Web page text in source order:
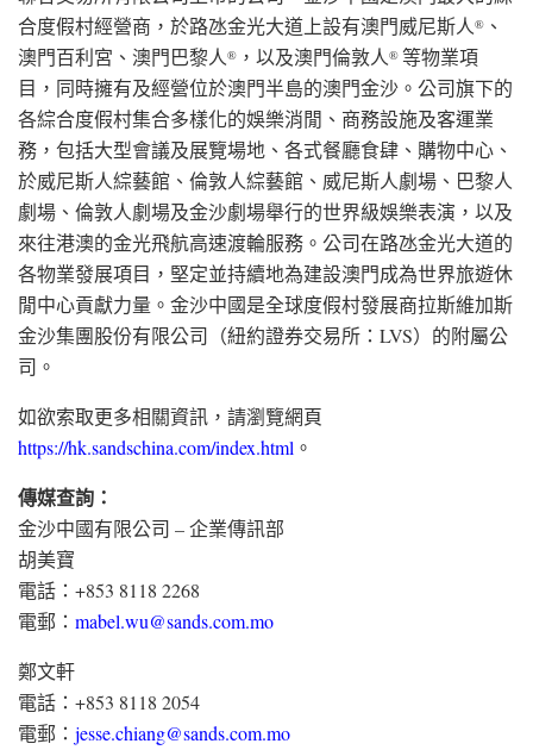
合度假村經營商，於路氹金光大道上設有澳門威尼斯人® 、
澳門百利宮、澳門巴黎人® ，以及澳門倫敦人® 等物業項
目，同時擁有及經營位於澳門半島的澳門金沙。公司旗下的
各綜合度假村集合多樣化的娛樂消閒、商務設施及客運業
務，包括大型會議及展覽場地、各式餐廳食肆、購物中心、
於威尼斯人綜藝館、倫敦人綜藝館、威尼斯人劇場、巴黎人
劇場、倫敦人劇場及金沙劇場舉行的世界級娛樂表演，以及
來往港澳的金光飛航高速渡輪服務。公司在路氹金光大道的
各物業發展項目，堅定並持續地為建設澳門成為世界旅遊休
閒中心貢獻力量。金沙中國是全球度假村發展商拉斯維加斯
金沙集團股份有限公司（紐約證券交易所：LVS）的附屬公
司。
如欲索取更多相關資訊，請瀏覽網頁
https://hk.sandschina.com/index.html 。
傳媒查詢：
金沙中國有限公司 – 企業傳訊部
胡美寶
電話：+853 8118 2268
電郵： mabel.wu@sands.com.mo
鄭文軒
電話：+853 8118 2054
電郵： jesse.chiang@sands.com.mo